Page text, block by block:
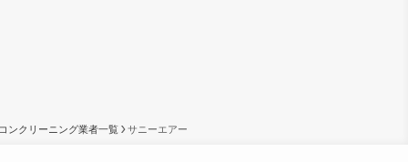
ンクリーニング業者一覧 サニーエアー